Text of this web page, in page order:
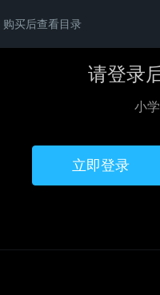
购买后查看目录
请登录
小
立即登录